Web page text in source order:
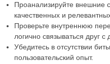
Проанализируйте внешние
качественных и
Проверьте внутреннюю
логично связываться друг с
Убедитесь в отсутствии
пользовательский опыт.